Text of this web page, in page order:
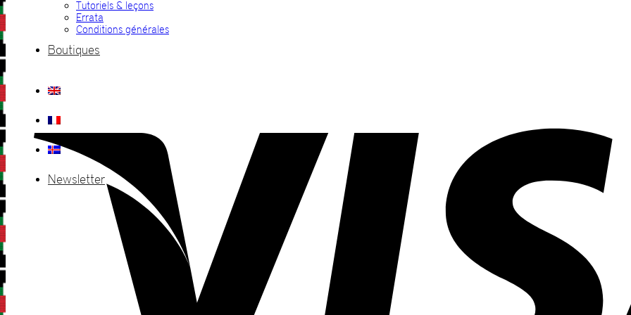
Tutoriels & leçons
Errata
Conditions générales
Boutiques
Newsletter